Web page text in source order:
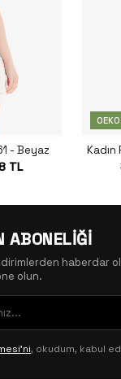
- Beyaz
TL
Kadın
ABONELİĞİ
haberdar
olun.
, okudum, kabul